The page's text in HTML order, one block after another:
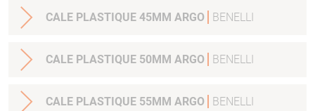
CALE PLASTIQUE 45MM ARGO BENELLI
CALE PLASTIQUE 50MM ARGO BENELLI
CALE PLASTIQUE 55MM ARGO BENELLI